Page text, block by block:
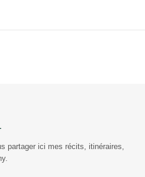
partager ici mes récits, itinéraires,